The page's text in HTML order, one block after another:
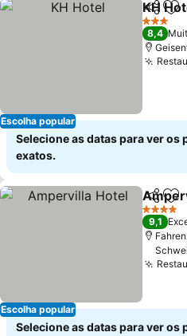
Escolha popular
KH
3 Estrelas
8,4
Selecione as datas para ver os
exatos.
Escolha popular
4 Estrelas
9,1
Selecione as datas para ver os